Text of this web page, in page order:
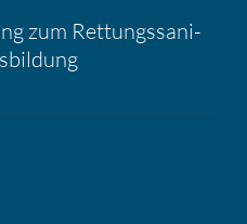
zum Rettungs­sa­ni­